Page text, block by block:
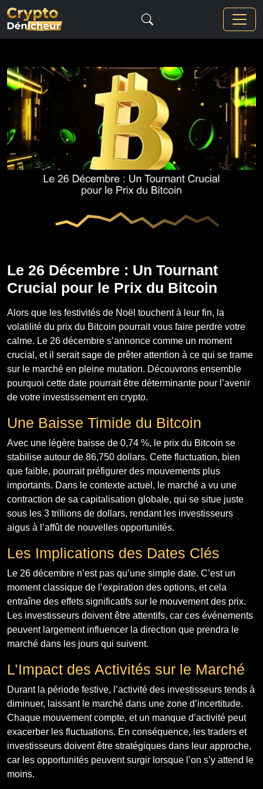
Le 26 Décembre : Un Tournant
Crucial pour le Prix du Bitcoin
Alors que les festivités de Noël touchent à leur fin, la
volatilité du prix du Bitcoin pourrait vous faire perdre votre
calme. Le 26 décembre s’annonce comme un moment
crucial, et il serait sage de prêter attention à ce qui se trame
sur le marché en pleine mutation. Découvrons ensemble
pourquoi cette date pourrait être déterminante pour l’avenir
de votre investissement en crypto.
Une Baisse Timide du Bitcoin
Avec une légère baisse de 0,74 %, le prix du Bitcoin se
stabilise autour de 86,750 dollars. Cette fluctuation, bien
que faible, pourrait préfigurer des mouvements plus
importants. Dans le contexte actuel, le marché a vu une
contraction de sa capitalisation globale, qui se situe juste
sous les 3 trillions de dollars, rendant les investisseurs
aigus à l’affût de nouvelles opportunités.
Les Implications des Dates Clés
Le 26 décembre n’est pas qu’une simple date. C’est un
moment classique de l’expiration des options, et cela
entraîne des effets significatifs sur le mouvement des prix.
Les investisseurs doivent être attentifs, car ces événements
peuvent largement influencer la direction que prendra le
marché dans les jours qui suivent.
L’Impact des Activités sur le Marché
Durant la période festive, l’activité des investisseurs tends à
diminuer, laissant le marché dans une zone d’incertitude.
Chaque mouvement compte, et un manque d’activité peut
exacerber les fluctuations. En conséquence, les traders et
investisseurs doivent être stratégiques dans leur approche,
car les opportunités peuvent surgir lorsque l’on s’y attend le
moins.